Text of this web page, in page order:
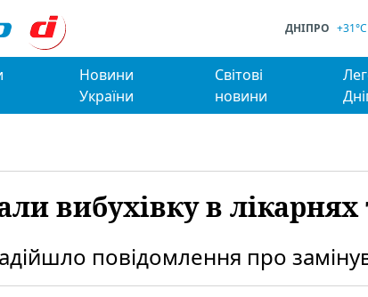
ДНІПРО +31°C
Новини
України
Світові
новини
вибухівку в лікарнях
повідомлення про